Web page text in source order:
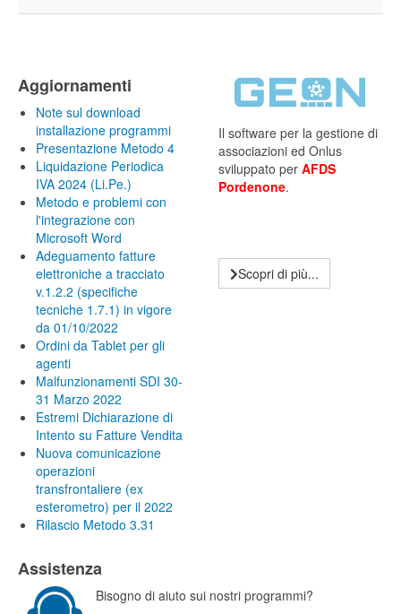
Aggiornamenti
Note sul download
installazione programmi
Presentazione Metodo 4
Liquidazione Periodica
IVA 2024 (Li.Pe.)
Metodo e problemi con
l'integrazione con
Microsoft Word
Adeguamento fatture
elettroniche a tracciato
v.1.2.2 (specifiche
tecniche 1.7.1) in vigore
da 01/10/2022
Ordini da Tablet per gli
agenti
Malfunzionamenti SDI 30-
31 Marzo 2022
Estremi Dichiarazione di
Intento su Fatture Vendita
Nuova comunicazione
operazioni
transfrontaliere (ex
esterometro) per il 2022
Rilascio Metodo 3.31
Il software per la gestione di
associazioni ed Onlus
sviluppato per AFDS
Pordenone.
Scopri di più...
Assistenza
Bisogno di aiuto sui nostri programmi?